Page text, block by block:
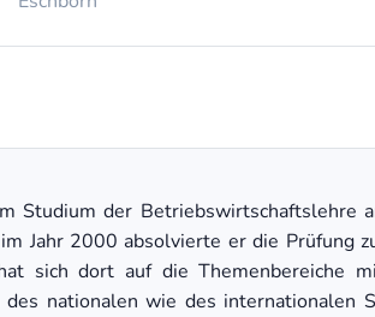
Studium der Betriebswirtschaftslehre
Jahr 2000 absolvierte er die Prüfung
sich dort auf die Themenbereiche
nationalen wie des internationalen